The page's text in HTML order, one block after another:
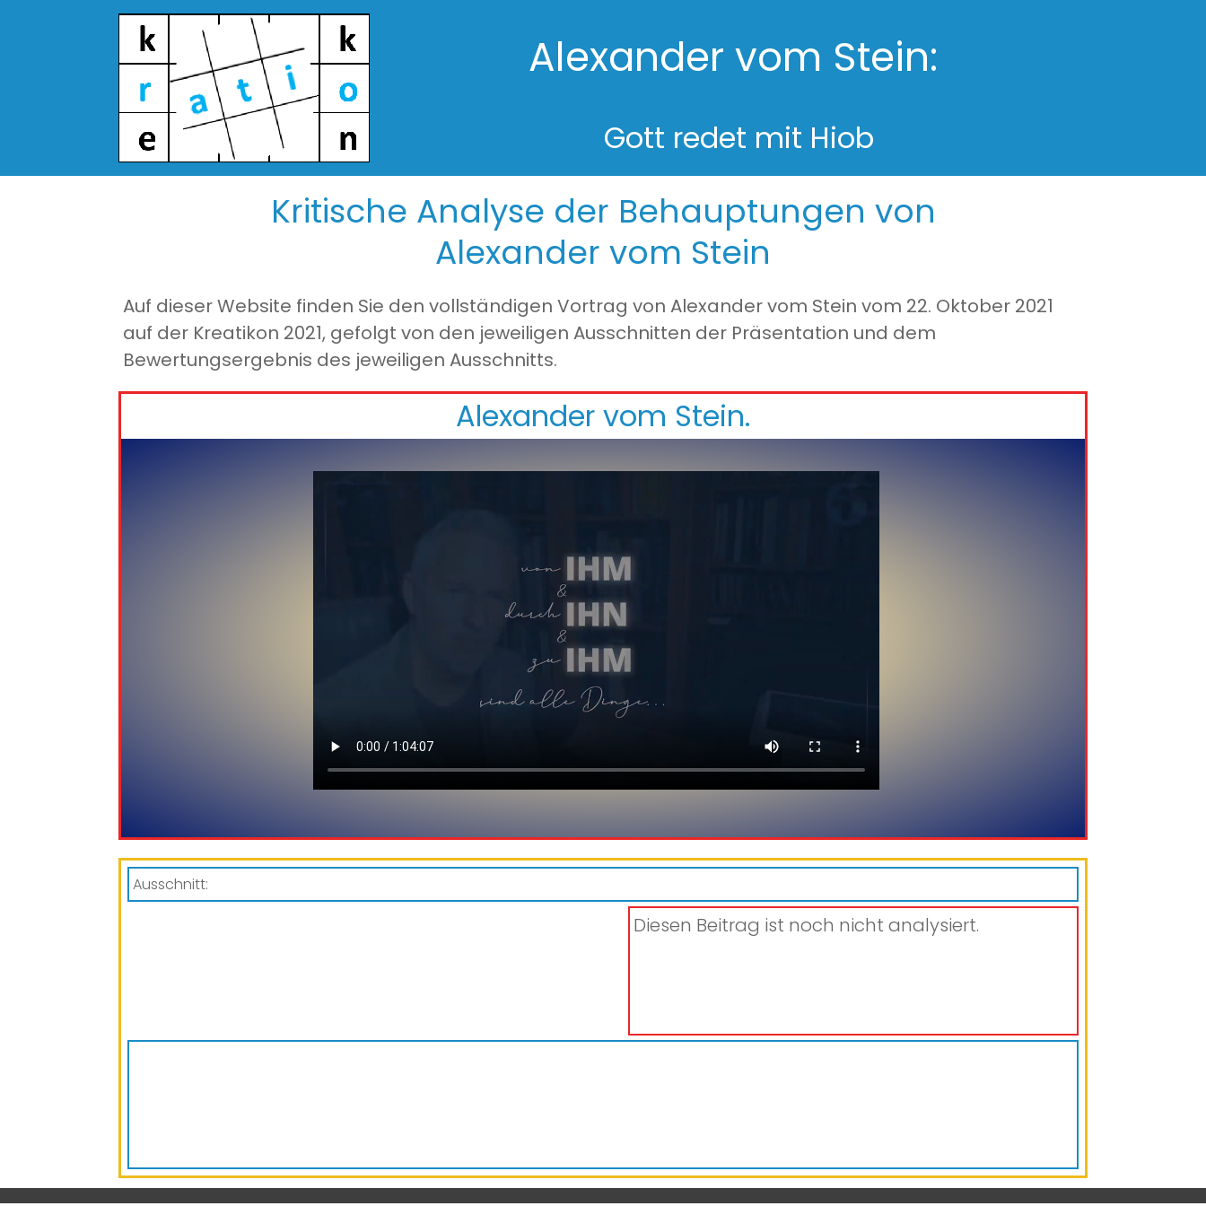
Alexander vom Stein:
Gott redet mit Hiob
Kritische Analyse der Behauptungen von
Alexander vom Stein
Auf dieser Website finden Sie den vollständigen Vortrag von Alexander vom Stein vom 22. Oktober 2021
auf der Kreatikon 2021, gefolgt von den jeweiligen Ausschnitten der Präsentation und dem
Bewertungsergebnis des jeweiligen Ausschnitts.
Alexander vom Stein.
Ausschnitt:
Diesen Beitrag ist noch nicht analysiert.